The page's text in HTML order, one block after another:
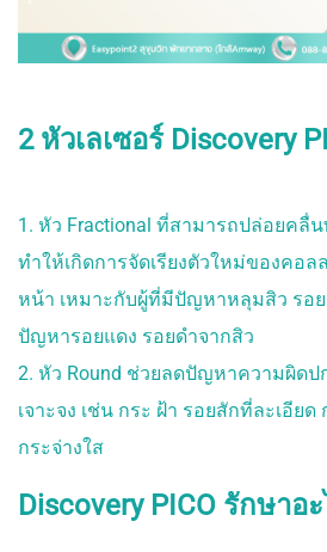
2 หัวเลเซอร์ Discovery
1. หัว Fractional ที่สามารถปล่อยคลื่
ทำให้เกิดการจัดเรียงตัวใหม่ของคอล
หน้า เหมาะกับผู้ที่มีปัญหาหลุมสิว รอ
ปัญหารอยแดง รอยดำจากสิว
2. หัว Round ช่วยลดปัญหาความผิดป
เจาะจง เช่น กระ ฝ้า รอยสักที่ละเอีย
กระจ่างใส
Discovery PICO รักษาอ